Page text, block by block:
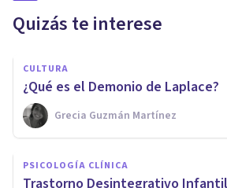
Quizás te interese
CULTURA
¿Qué es el Demonio de Laplace?
Grecia Guzmán Martínez
PSICOLOGÍA CLÍNICA
Trastorno Desintegrativo